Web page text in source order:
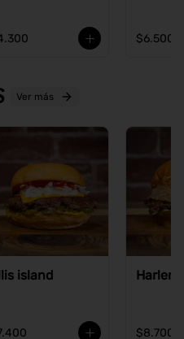
$6.500
Ver más
island Harlem
$8.700